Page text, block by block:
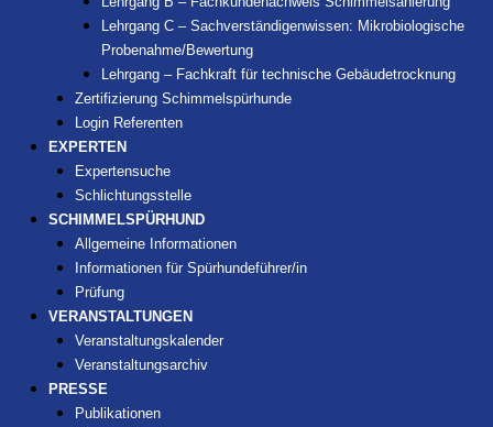
Lehrgang C – Sachverständigenwissen: Mikrobiologische
Probenahme/Bewertung
Lehrgang – Fachkraft für technische Gebäudetrocknung
Zertifizierung Schimmelspürhunde
Login Referenten
EXPERTEN
Expertensuche
Schlichtungsstelle
SCHIMMELSPÜRHUND
Allgemeine Informationen
Informationen für Spürhundeführer/in
Prüfung
VERANSTALTUNGEN
Veranstaltungskalender
Veranstaltungsarchiv
PRESSE
Publikationen